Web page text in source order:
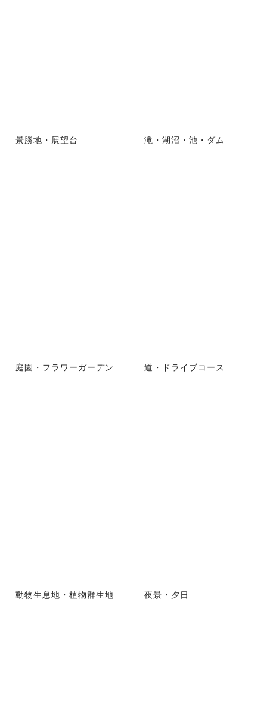
景勝地・展望台 滝・湖沼・池・ダム
庭園・フラワーガーデン 道・ドライブコース
動物生息地・植物群生地 夜景・夕日